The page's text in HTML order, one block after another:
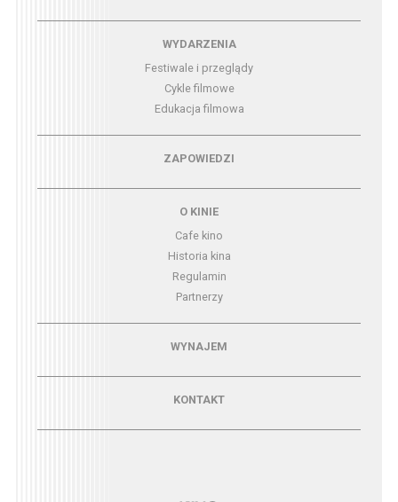
Menu - wydarzeniaWYDARZENIA
Festiwale i przeglądy
Cykle filmowe
Edukacja filmowa
Menu - zapowiedziZAPOWIEDZI
O KINIE
Cafe kino
Historia kina
Regulamin
Partnerzy
Menu - wynajemWYNAJEM
KONTAKT